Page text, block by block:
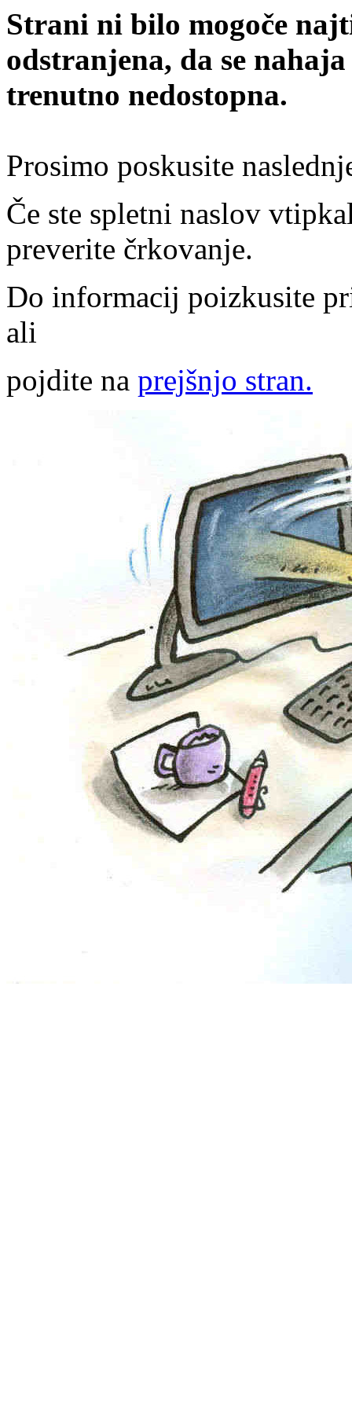
Strani ni bilo mogoče
odstranjena, da se
trenutno nedostopna.
Prosimo poskusite
Če ste spletni naslov
preverite črkovanje.
Do informacij poizkusite
ali
pojdite na prejšnjo stran.